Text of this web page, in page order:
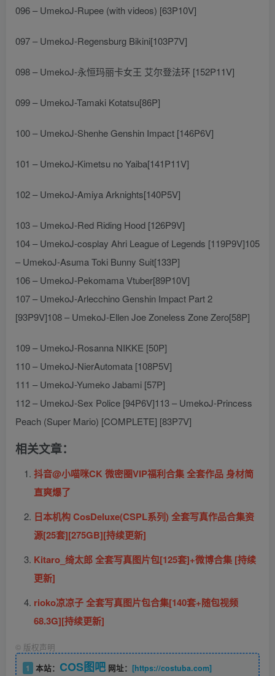
096 – UmekoJ-Rupee (with videos) [63P10V]
097 – UmekoJ-Regensburg Bikini[103P7V]
098 – UmekoJ-永恒玛丽卡女王 艾尔登法环 [152P11V]
099 – UmekoJ-Tamaki Kotatsu[86P]
100 – UmekoJ-Shenhe Genshin Impact [146P6V]
101 – UmekoJ-Kimetsu no Yaiba[141P11V]
102 – UmekoJ-Amiya Arknights[140P5V]
103 – UmekoJ-Red Riding Hood [126P9V]
104 – UmekoJ-cosplay Ahri League of Legends [119P9V]105
– UmekoJ-Asuma Toki Bunny Suit[133P]
106 – UmekoJ-Pekomama Vtuber[89P10V]
107 – UmekoJ-Arlecchino Genshin Impact Part 2
[93P9V]108 – UmekoJ-Ellen Joe Zoneless Zone Zero[58P]
109 – UmekoJ-Rosanna NIKKE [50P]
110 – UmekoJ-NierAutomata [108P5V]
111 – UmekoJ-Yumeko Jabami [57P]
112 – UmekoJ-Sex Police [94P6V]113 – UmekoJ-Princess
Peach (Super Mario) [COMPLETE] [83P7V]
相关文章：
抖音@小喵咪CK 微密圈VIP福利合集 全套作品 身材简
直爽爆了
日本机构 CosDeluxe(CSPL系列) 全套写真作品合集资
源[25套][275GB][持续更新]
Kitaro_绮太郎 全套写真图片包[125套]+微博合集 [持续
更新]
rioko凉凉子 全套写真图片包合集[140套+随包视频
68.3G][持续更新]
© 版权声明
1
本站： COS图吧网址： [https://costuba.com]